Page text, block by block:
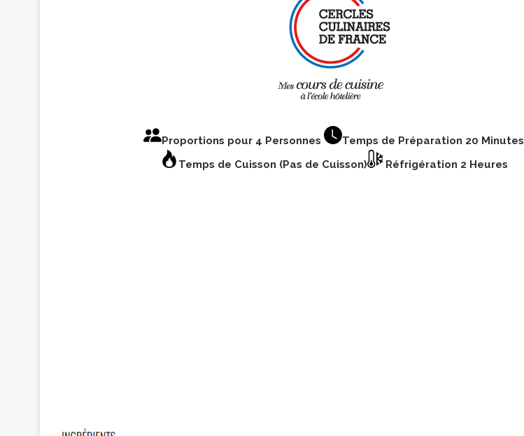
Proportions pour 4 Personnes
Temps de Préparation 20 Minutes
Temps de Cuisson (Pas de Cuisson)
Réfrigération 2 Heures